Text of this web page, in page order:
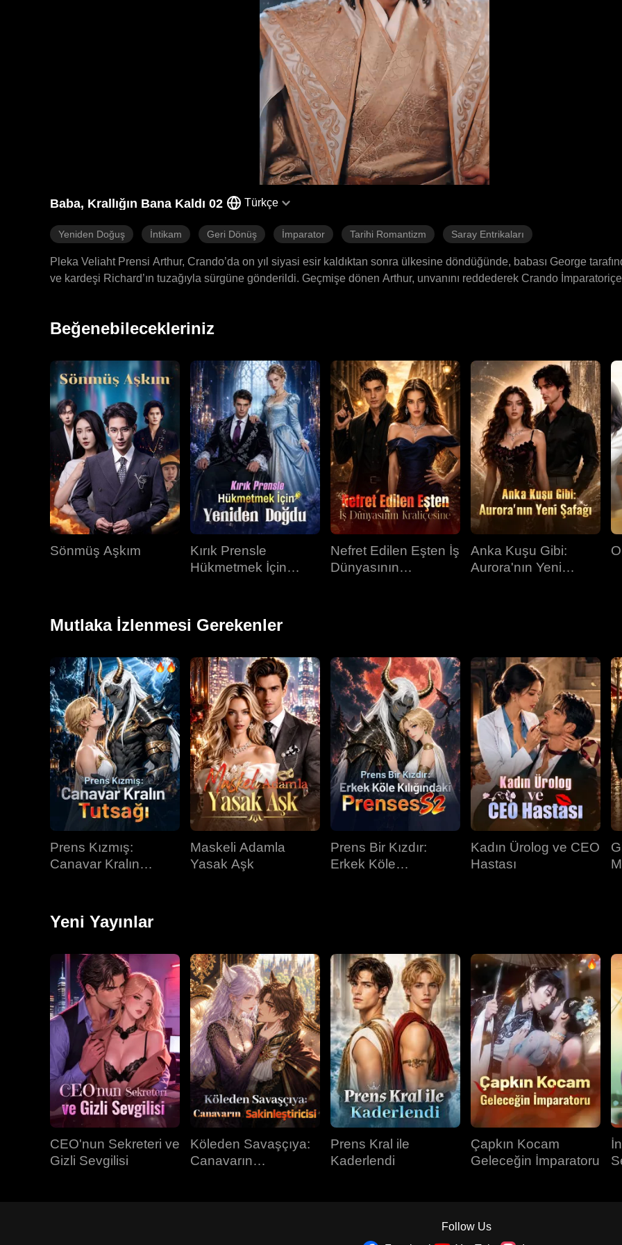
Baba, Krallığın Bana Kaldı 02 Türkçe
Yeniden Doğuş İntikam Geri Dönüş İmparator Tarihi Romantizm Saray Entrikaları
Pleka Veliaht Prensi Arthur, Crando’da on yıl siyasi esir kaldıktan sonra ülkesine döndüğünde, babası George
ve kardeşi Richard’ın tuzağıyla sürgüne gönderildi. Geçmişe dönen Arthur, unvanını reddederek Crando
oluşturduğu koalisyonu ezip hükümdarlarını esir alarak tüm topraklara hâkim oldu.
Beğenebilecekleriniz
Sönmüş Aşkım
Kırık Prensle
Hükmetmek İçin
Nefret Edilen Eşten İş
Dünyasının
Anka Kuşu Gibi:
Aurora'nın Yeni
Mutlaka İzlenmesi Gerekenler
Prens Kızmış:
Canavar Kralın
Maskeli Adamla
Yasak Aşk
Prens Bir Kızdır:
Erkek Köle
Kadın Ürolog ve CEO
Hastası
Yeni Yayınlar
CEO'nun Sekreteri ve
Gizli Sevgilisi
Köleden Savaşçıya:
Canavarın
Prens Kral ile
Kaderlendi
Çapkın Kocam
Geleceğin İmparatoru
Follow Us